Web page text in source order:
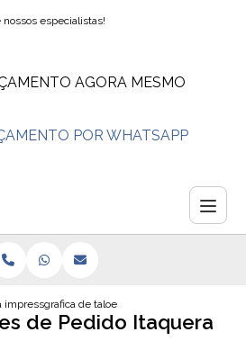
especialistas!
AGORA MESMO
POR WHATSAPP
impressao de banner
grafica de taloes de pedido itaquera
de Pedido Itaquera